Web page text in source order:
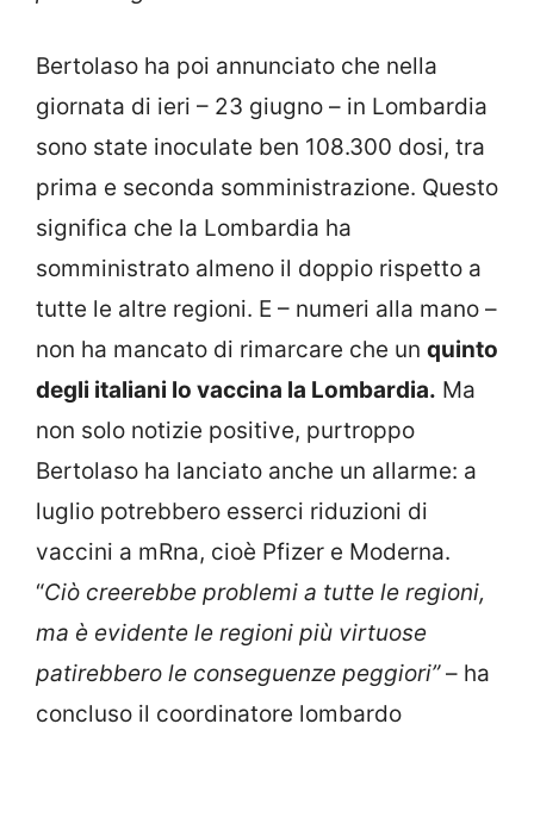
Bertolaso ha poi annunciato che nella
giornata di ieri – 23 giugno – in Lombardia
sono state inoculate ben 108.300 dosi, tra
prima e seconda somministrazione. Questo
significa che la Lombardia ha
somministrato almeno il doppio rispetto a
tutte le altre regioni. E – numeri alla mano –
non ha mancato di rimarcare che un quinto
degli italiani lo vaccina la Lombardia. Ma
non solo notizie positive, purtroppo
Bertolaso ha lanciato anche un allarme: a
luglio potrebbero esserci riduzioni di
vaccini a mRna, cioè Pfizer e Moderna.
“Ciò creerebbe problemi a tutte le regioni,
ma è evidente le regioni più virtuose
patirebbero le conseguenze peggiori”– ha
concluso il coordinatore lombardo